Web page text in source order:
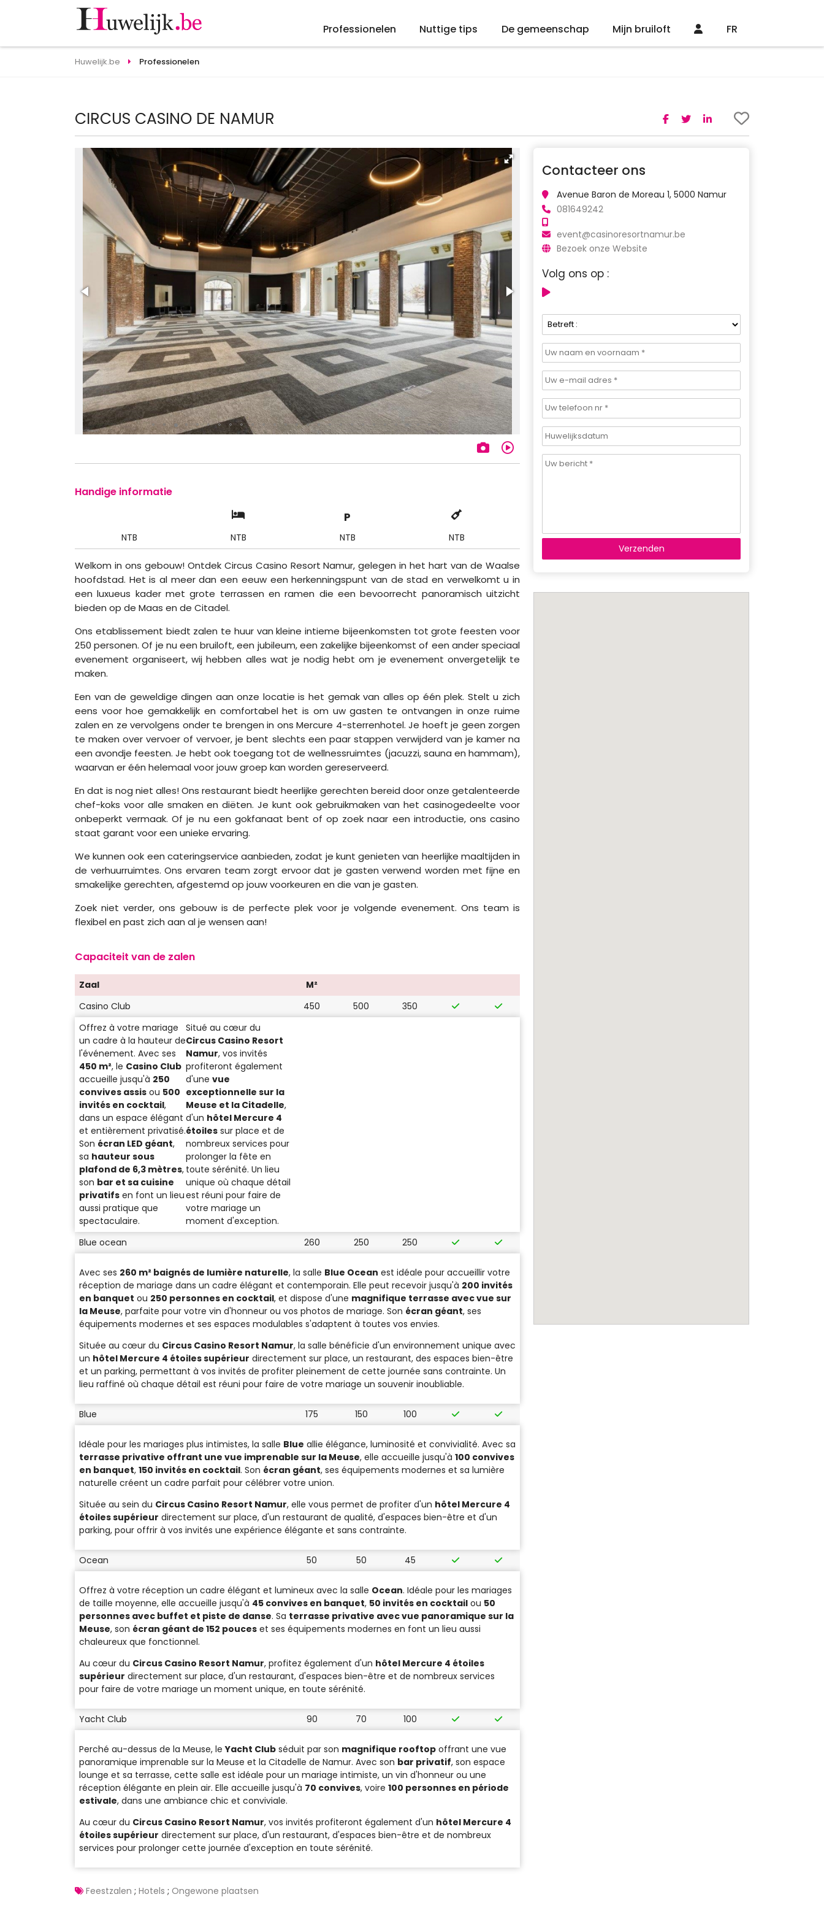
Professionelen Nuttige tips De gemeenschap Mijn bruiloft FR
Huwelijk.be Professionelen
CIRCUS CASINO DE NAMUR
Handige informatie
NTB NTB
P
NTB NTB
Welkom in ons gebouw! Ontdek Circus Casino Resort Namur, gelegen in het hart van de Waalse
hoofdstad. Het is al meer dan een eeuw een herkenningspunt van de stad en verwelkomt u in
een luxueus kader met grote terrassen en ramen die een bevoorrecht panoramisch uitzicht
bieden op de Maas en de Citadel.
Ons etablissement biedt zalen te huur van kleine intieme bijeenkomsten tot grote feesten voor
250 personen. Of je nu een bruiloft, een jubileum, een zakelijke bijeenkomst of een ander speciaal
evenement organiseert, wij hebben alles wat je nodig hebt om je evenement onvergetelijk te
maken.
Een van de geweldige dingen aan onze locatie is het gemak van alles op één plek. Stelt u zich
eens voor hoe gemakkelijk en comfortabel het is om uw gasten te ontvangen in onze ruime
zalen en ze vervolgens onder te brengen in ons Mercure 4-sterrenhotel. Je hoeft je geen zorgen
te maken over vervoer of vervoer, je bent slechts een paar stappen verwijderd van je kamer na
een avondje feesten. Je hebt ook toegang tot de wellnessruimtes (jacuzzi, sauna en hammam),
waarvan er één helemaal voor jouw groep kan worden gereserveerd.
En dat is nog niet alles! Ons restaurant biedt heerlijke gerechten bereid door onze getalenteerde
chef-koks voor alle smaken en diëten. Je kunt ook gebruikmaken van het casinogedeelte voor
onbeperkt vermaak. Of je nu een gokfanaat bent of op zoek naar een introductie, ons casino
staat garant voor een unieke ervaring.
We kunnen ook een cateringservice aanbieden, zodat je kunt genieten van heerlijke maaltijden in
de verhuurruimtes. Ons ervaren team zorgt ervoor dat je gasten verwend worden met fijne en
smakelijke gerechten, afgestemd op jouw voorkeuren en die van je gasten.
Zoek niet verder, ons gebouw is de perfecte plek voor je volgende evenement. Ons team is
flexibel en past zich aan al je wensen aan!
Capaciteit van de zalen
Zaal
M²
Casino Club
450 500
350
Offrez à votre mariage
un cadre à la hauteur de
l'événement. Avec ses
450 m², le Casino Club
accueille jusqu'à 250
convives assis ou 500
invités en cocktail,
dans un espace élégant
et entièrement privatisé.
Son écran LED géant,
sa hauteur sous
plafond de 6,3 mètres,
son bar et sa cuisine
privatifs en font un lieu
aussi pratique que
spectaculaire.
Situé au cœur du
Circus Casino Resort
Namur, vos invités
profiteront également
d'unevue
exceptionnelle sur la
Meuse et la Citadelle,
d'un hôtel Mercure 4
étoiles sur place et de
nombreux services pour
prolonger la fête en
toute sérénité. Un lieu
unique où chaque détail
est réuni pour faire de
votre mariage un
moment d'exception.
Blue ocean
260 250 250
Avec ses 260 m² baignés de lumière naturelle, la salle Blue Ocean est idéale pour accueillir votre
réception de mariage dans un cadre élégant et contemporain. Elle peut recevoir jusqu'à 200 invités
en banquet ou 250 personnes en cocktail, et dispose d'une magnifique terrasse avec vue sur
la Meuse, parfaite pour votre vin d'honneur ou vos photos de mariage. Son écran géant, ses
équipements modernes et ses espaces modulables s'adaptent à toutes vos envies.
Située au cœur du Circus Casino Resort Namur, la salle bénéficie d'un environnement unique avec
un hôtel Mercure 4 étoiles supérieur directement sur place, un restaurant, des espaces bien-être
et un parking, permettant à vos invités de profiter pleinement de cette journée sans contrainte. Un
lieu raffiné où chaque détail est réuni pour faire de votre mariage un souvenir inoubliable.
Blue 175 150 100
Idéale pour les mariages plus intimistes, la salle Blue allie élégance, luminosité et convivialité. Avec sa
terrasse privative offrant une vue imprenable sur la Meuse, elle accueille jusqu'à 100 convives
en banquet, 150 invités en cocktail. Son écran géant, ses équipements modernes et sa lumière
naturelle créent un cadre parfait pour célébrer votre union.
Située au sein du Circus Casino Resort Namur, elle vous permet de profiter d'un hôtel Mercure 4
étoiles supérieur directement sur place, d'un restaurant de qualité, d'espaces bien-être et d'un
parking, pour offrir à vos invités une expérience élégante et sans contrainte.
Ocean 50 50 45
Offrez à votre réception un cadre élégant et lumineux avec la salle Ocean. Idéale pour les mariages
de taille moyenne, elle accueille jusqu'à 45 convives en banquet, 50 invités en cocktail ou 50
personnes avec buffet et piste de danse. Sa terrasse privative avec vue panoramique sur la
Meuse, son écran géant de 152 pouces et ses équipements modernes en font un lieu aussi
chaleureux que fonctionnel.
Au cœur du Circus Casino Resort Namur, profitez également d'un hôtel Mercure 4 étoiles
supérieur directement sur place, d'un restaurant, d'espaces bien-être et de nombreux services
pour faire de votre mariage un moment unique, en toute sérénité.
Yacht Club 90 70 100
Perché au-dessus de la Meuse, leYacht Club séduit par son magnifique rooftop offrant une vue
panoramique imprenable sur la Meuse et la Citadelle de Namur. Avec son bar privatif, son espace
lounge et sa terrasse, cette salle est idéale pour un mariage intimiste, un vin d'honneur ou une
réception élégante en plein air. Elle accueille jusqu'à 70 convives, voire 100 personnes en période
estivale, dans une ambiance chic et conviviale.
Au cœur du Circus Casino Resort Namur, vos invités profiteront également d'un hôtel Mercure 4
étoiles supérieur directement sur place, d'un restaurant, d'espaces bien-être et de nombreux
services pour prolonger cette journée d'exception en toute sérénité.
Feestzalen ; Hotels ; Ongewone plaatsen
Contacteer ons
Avenue Baron de Moreau 1, 5000 Namur
081649242
event@casinoresortnamur.be
Bezoek onze Website
Volg ons op :
Verzenden